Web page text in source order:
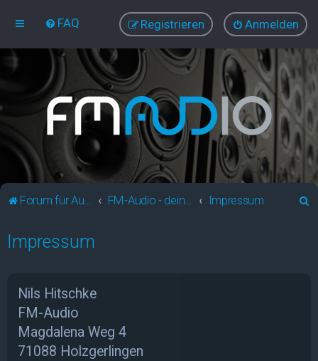
FAQ Anmelden
Registrieren
Forum für Audio und Video Impressum
Impressum
Nils Hitschke
FM-Audio
Magdalena Weg 4
71088 Holzgerlingen